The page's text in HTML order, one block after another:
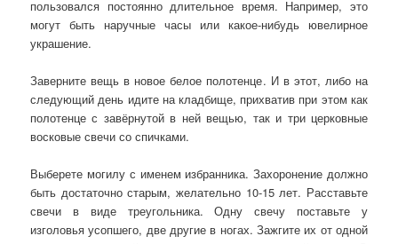
пользовался постоянно длительное время. Например, это
могут быть наручные часы или какое-нибудь ювелирное
украшение.
Заверните вещь в новое белое полотенце. И в этот, либо на
следующий день идите на кладбище, прихватив при этом как
полотенце с завёрнутой в ней вещью, так и три церковные
восковые свечи со спичками.
Выберете могилу с именем избранника. Захоронение должно
быть достаточно старым, желательно 10-15 лет. Расставьте
свечи в виде треугольника. Одну свечу поставьте у
изголовья усопшего, две другие в ногах. Зажгите их от одной